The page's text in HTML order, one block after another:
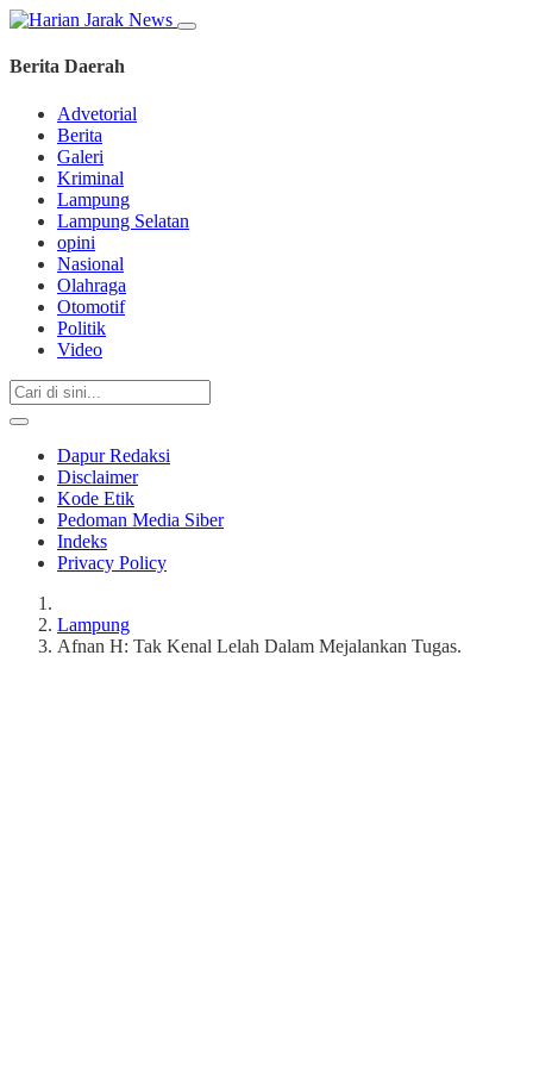
Berita Daerah
Advetorial
Berita
Galeri
Kriminal
Lampung
Lampung Selatan
opini
Nasional
Olahraga
Otomotif
Politik
Video
Dapur Redaksi
Disclaimer
Kode Etik
Pedoman Media Siber
Indeks
Privacy Policy
Lampung
Afnan H: Tak Kenal Lelah Dalam Mejalankan Tugas.